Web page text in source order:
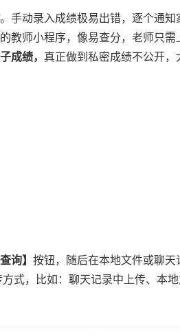
手动录入成绩极易出错，逐个通
教师小程序，像易查分，老师只需
成绩， 真正做到私密成绩不公开
询】 按钮，随后在本地文件或聊
式，比如：聊天记录中上传、本